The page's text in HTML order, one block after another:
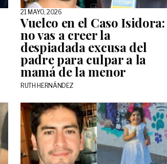
21 MAYO, 2026
Vuelco en el Caso Isidora:
no vas a creer la
despiadada excusa del
padre para culpar a la
mamá de la menor
RUTH HERNÁNDEZ